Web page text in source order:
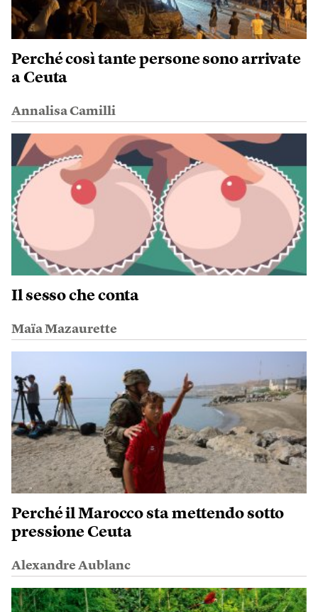
Perché così tante persone sono arrivate
a Ceuta
Annalisa Camilli
Il sesso che conta
Maïa Mazaurette
Perché il Marocco sta mettendo sotto
pressione Ceuta
Alexandre Aublanc